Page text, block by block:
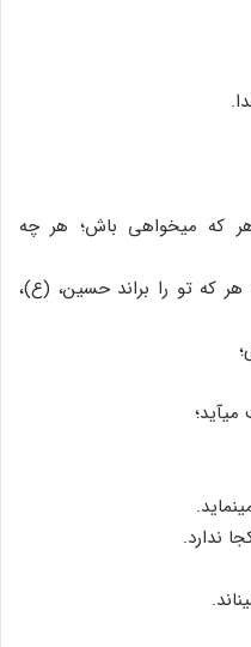
که می‏خواهی باش؛ هر چه
که تو را براند حسین، (ع)،
ندارد.